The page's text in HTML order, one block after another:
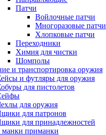
Патчи
Войлочные патчи
Многоразовые патчи
Хлопковые патчи
Переходники
Химия для чистки
Шомполы
и транспортировка оружия
и футляры для оружия
для пистолетов
для оружия
для патронов
для принадлежностей
манки приманки